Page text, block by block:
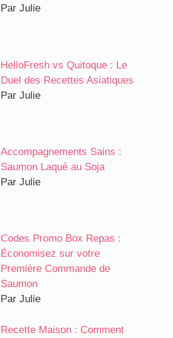
Par Julie
HelloFresh vs Quitoque : Le
Duel des Recettes Asiatiques
Par Julie
Accompagnements Sains :
Saumon Laqué au Soja
Par Julie
Codes Promo Box Repas :
Économisez sur votre
Première Commande de
Saumon
Par Julie
Recette Maison : Comment